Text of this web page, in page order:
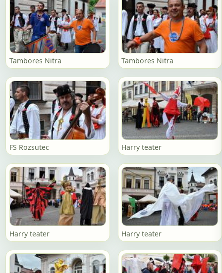
Tambores Nitra Tambores Nitra
FS Rozsutec Harry teater
Harry teater Harry teater